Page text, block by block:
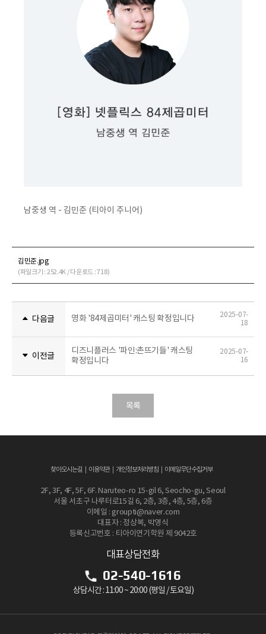
남중생 역 - 김민준 (티아이 주니어)
김민준.jpg
(파일크기 : 252.4K / 다운로드 : 718)
다음글 영화 '84제곱미터' 캐스팅 확정입니다
2025-07-
18
이전글
디즈니플러스 '파인:촌뜨기들' 캐스팅
확정입니다
2025-07-
16
목록
찾아오시는길 이용약관 개인정보처리방침 이메일무단수집거부
2F, 3F, 4F, 5F, 6F. Naruteo-ro 15-gil 6, Seocho-gu, Seoul
서울 서초구 나루터로15길 6, 2층, 3층, 4층, 5층, 6층
이메일 : groupti@naver.com
대표자 : 정상복, 박영식
등록신고번호 : 티아이연기학원 제 9042호
대표상담전화
02-540-1616
상담시간 : 11:00 ~ 20:00 (평일 / 토요일)